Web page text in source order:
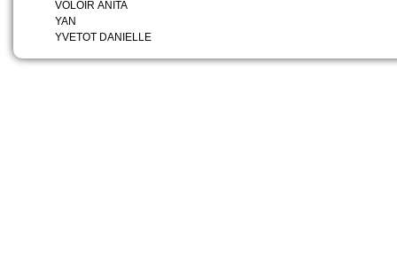
VOLOIR ANITA
YAN
YVETOT DANIELLE